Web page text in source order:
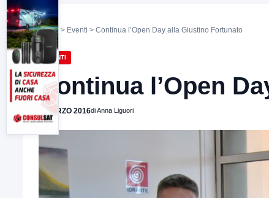
Home > Eventi > Continua l’Open Day alla Giustino Fortunato
EVENTI
Continua l’Open
9 MARZO 2016di Anna Liguori